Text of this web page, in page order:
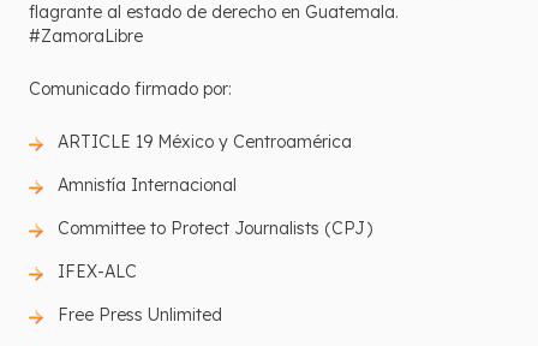
flagrante al estado de derecho en Guatemala.
#ZamoraLibre
Comunicado firmado por:
ARTICLE 19 México y Centroamérica
Amnistía Internacional
Committee to Protect Journalists (CPJ)
IFEX-ALC
Free Press Unlimited